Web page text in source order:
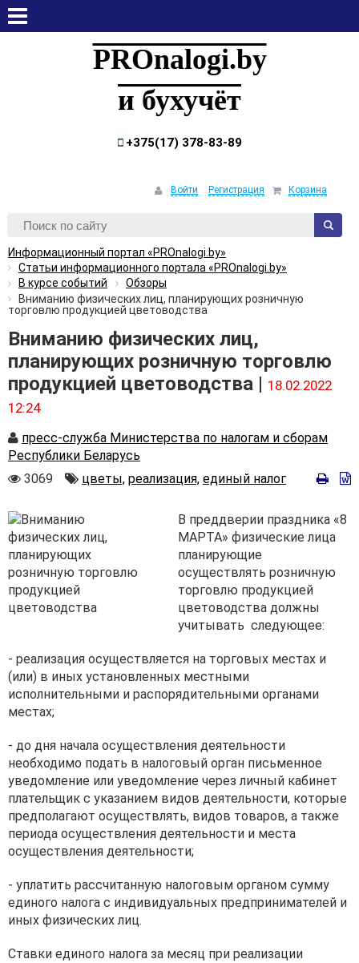
PROnalogi.by
и бухучёт
+375(17) 378-83-89
Войти Регистрация Корзина
Информационный портал «PROnalogi.by»
Статьи информационного портала «PROnalogi.by»
В курсе событий
Обзоры
Вниманию физических лиц, планирующих розничную
торговлю продукцией цветоводства
Вниманию физических лиц,
планирующих розничную торговлю
продукцией цветоводства | 18.02.2022
12:24
Автор
пресс-служба Министерства по налогам и сборам
Республики Беларусь
Количество
3069 Автор
цветы, реализация, единый налог
В преддверии праздника «8
МАРТА» физические лица
планирующие
осуществлять розничную
торговлю продукцией
цветоводства должны
учитывать следующее:
- реализация осуществляется на торговых местах и
(или) в иных установленных местными
исполнительными и распорядительными органами
местах;
- до дня начала осуществления деятельности
необходимо подать в налоговый орган письменное
уведомление или уведомление через личный кабинет
плательщик с указанием видов деятельности, которые
предполагают осуществлять, видов товаров, а также
периода осуществления деятельности и места
осуществления деятельности;
- уплатить рассчитанную налоговым органом сумму
единого налога с индивидуальных предпринимателей и
иных физических лиц.
Ставки единого налога за месяц при реализации